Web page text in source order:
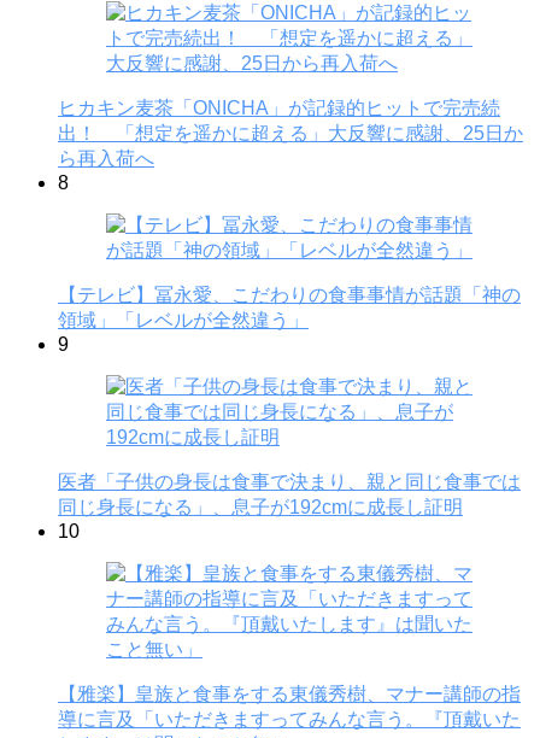
ヒカキン麦茶「ONICHA」が記録的ヒットで完売続
出！ 「想定を遥かに超える」大反響に感謝、25日か
ら再入荷へ
8
【テレビ】冨永愛、こだわりの食事事情が話題「神の
領域」「レベルが全然違う」
9
医者「子供の身長は食事で決まり、親と同じ食事では
同じ身長になる」、息子が192cmに成長し証明
10
【雅楽】皇族と食事をする東儀秀樹、マナー講師の指
導に言及「いただきますってみんな言う。『頂戴いた